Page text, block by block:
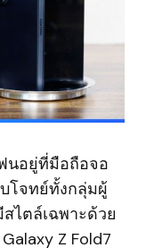
นอยู่ที่มือถือจอ
โจทย์ทั้งกลุ่มผู้
ไตล์เฉพาะด้วย
Z Fold7